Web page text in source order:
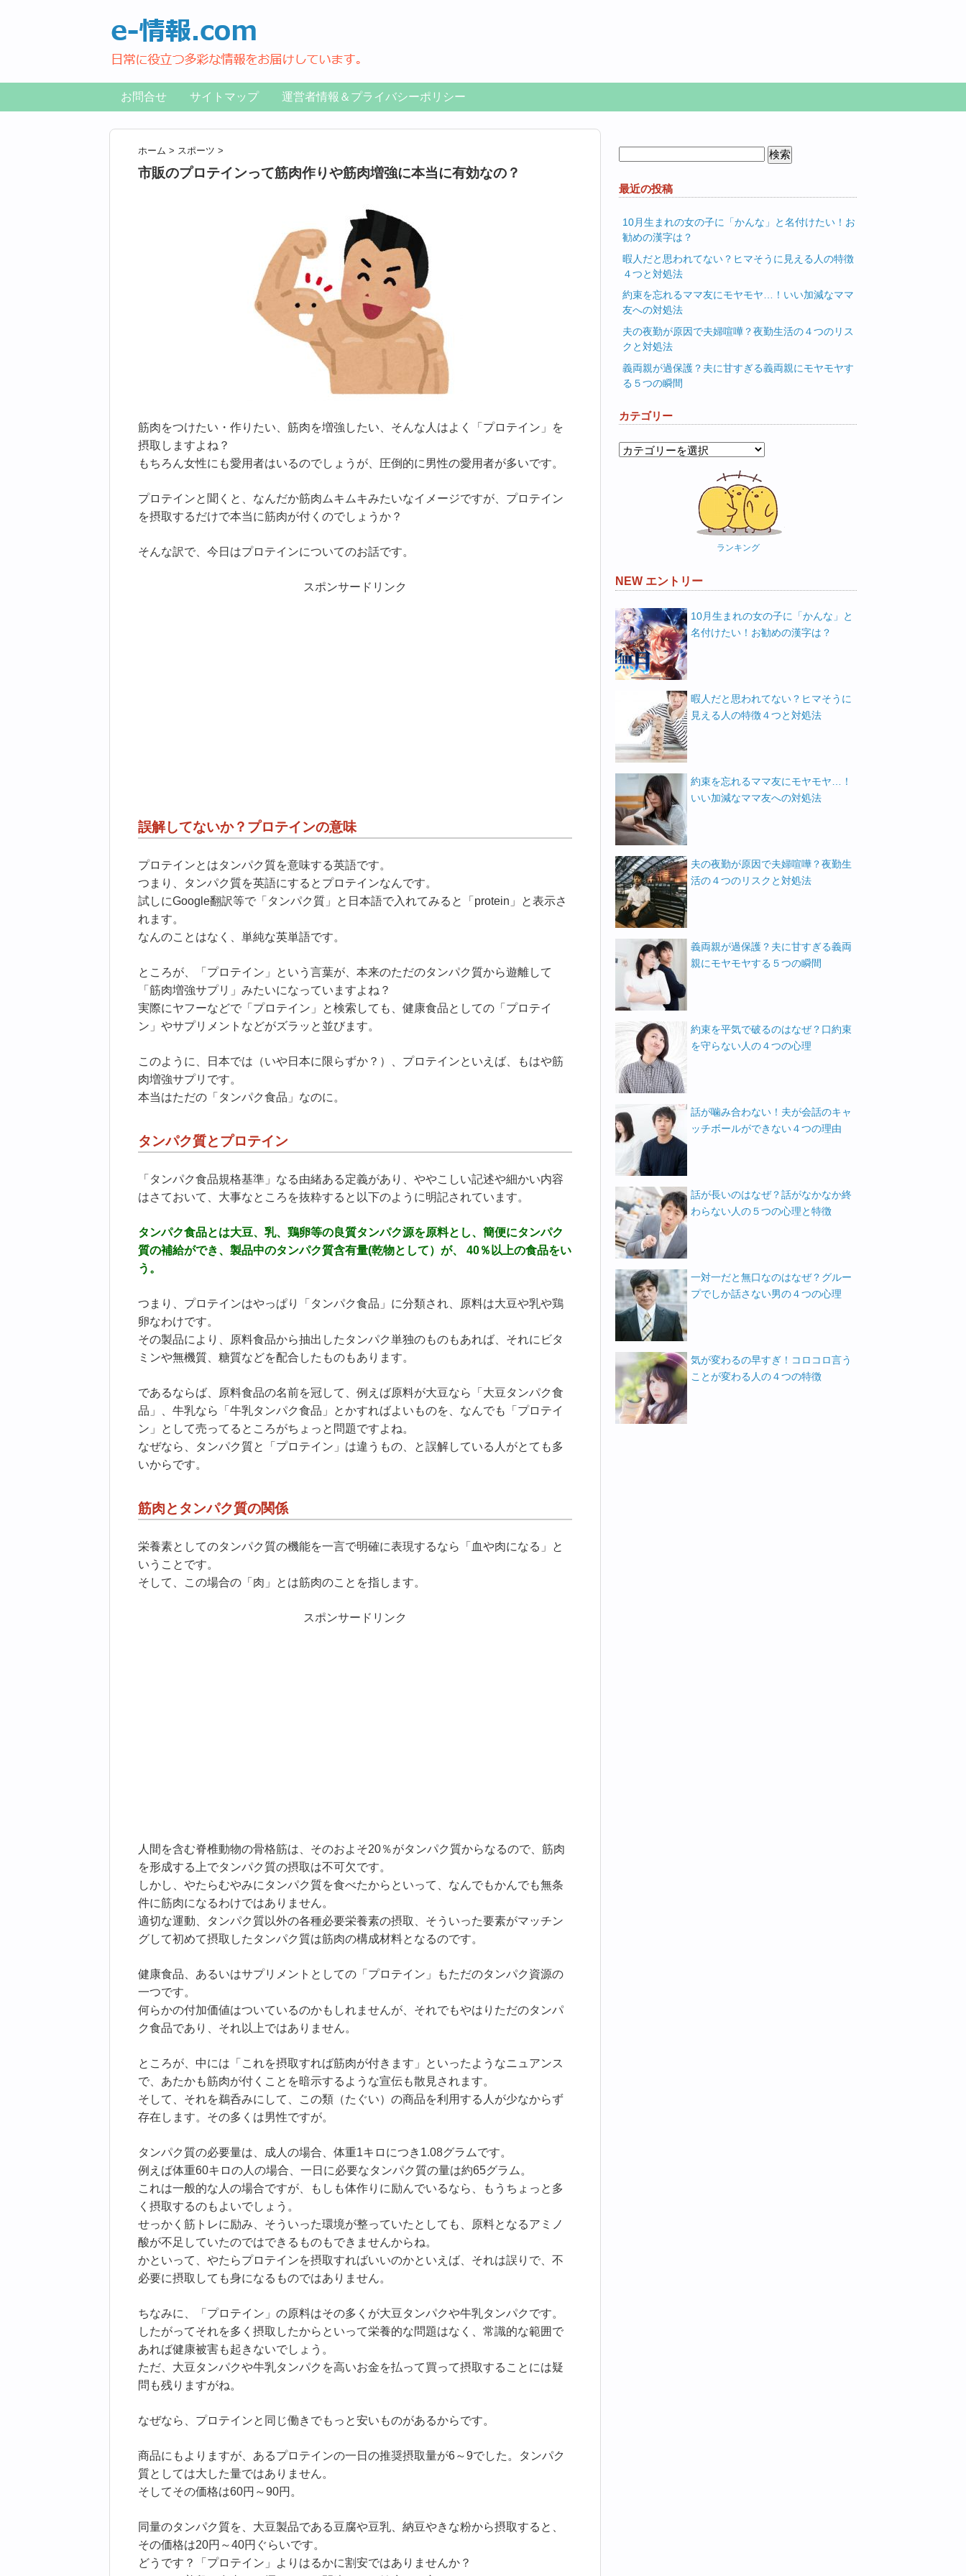
お問合せ サイトマップ 運営者情報＆プライバシーポリシー
ホーム > スポーツ >
市販のプロテインって筋肉作りや筋肉増強に本当に有効なの？
筋肉をつけたい・作りたい、筋肉を増強したい、そんな人はよく「プロテイン」を
摂取しますよね？
もちろん女性にも愛用者はいるのでしょうが、圧倒的に男性の愛用者が多いです。
プロテインと聞くと、なんだか筋肉ムキムキみたいなイメージですが、プロテイン
を摂取するだけで本当に筋肉が付くのでしょうか？
そんな訳で、今日はプロテインについてのお話です。
スポンサードリンク
誤解してないか？プロテインの意味
プロテインとはタンパク質を意味する英語です。
つまり、タンパク質を英語にするとプロテインなんです。
試しにGoogle翻訳等で「タンパク質」と日本語で入れてみると「protein」と表示さ
れます。
なんのことはなく、単純な英単語です。
ところが、「プロテイン」という言葉が、本来のただのタンパク質から遊離して
「筋肉増強サプリ」みたいになっていますよね？
実際にヤフーなどで「プロテイン」と検索しても、健康食品としての「プロテイ
ン」やサプリメントなどがズラッと並びます。
このように、日本では（いや日本に限らずか？）、プロテインといえば、もはや筋
肉増強サプリです。
本当はただの「タンパク食品」なのに。
タンパク質とプロテイン
「タンパク食品規格基準」なる由緒ある定義があり、ややこしい記述や細かい内容
はさておいて、大事なところを抜粋すると以下のように明記されています。
タンパク食品とは大豆、乳、鶏卵等の良質タンパク源を原料とし、簡便にタンパク
質の補給ができ、製品中のタンパク質含有量(乾物として）が、 40％以上の食品をい
う。
つまり、プロテインはやっぱり「タンパク食品」に分類され、原料は大豆や乳や鶏
卵なわけです。
その製品により、原料食品から抽出したタンパク単独のものもあれば、それにビタ
ミンや無機質、糖質などを配合したものもあります。
であるならば、原料食品の名前を冠して、例えば原料が大豆なら「大豆タンパク食
品」、牛乳なら「牛乳タンパク食品」とかすればよいものを、なんでも「プロテイ
ン」として売ってるところがちょっと問題ですよね。
なぜなら、タンパク質と「プロテイン」は違うもの、と誤解している人がとても多
いからです。
筋肉とタンパク質の関係
栄養素としてのタンパク質の機能を一言で明確に表現するなら「血や肉になる」と
いうことです。
そして、この場合の「肉」とは筋肉のことを指します。
スポンサードリンク
人間を含む脊椎動物の骨格筋は、そのおよそ20％がタンパク質からなるので、筋肉
を形成する上でタンパク質の摂取は不可欠です。
しかし、やたらむやみにタンパク質を食べたからといって、なんでもかんでも無条
件に筋肉になるわけではありません。
適切な運動、タンパク質以外の各種必要栄養素の摂取、そういった要素がマッチン
グして初めて摂取したタンパク質は筋肉の構成材料となるのです。
健康食品、あるいはサプリメントとしての「プロテイン」もただのタンパク資源の
一つです。
何らかの付加価値はついているのかもしれませんが、それでもやはりただのタンパ
ク食品であり、それ以上ではありません。
ところが、中には「これを摂取すれば筋肉が付きます」といったようなニュアンス
で、あたかも筋肉が付くことを暗示するような宣伝も散見されます。
そして、それを鵜呑みにして、この類（たぐい）の商品を利用する人が少なからず
存在します。その多くは男性ですが。
タンパク質の必要量は、成人の場合、体重1キロにつき1.08グラムです。
例えば体重60キロの人の場合、一日に必要なタンパク質の量は約65グラム。
これは一般的な人の場合ですが、もしも体作りに励んでいるなら、もうちょっと多
く摂取するのもよいでしょう。
せっかく筋トレに励み、そういった環境が整っていたとしても、原料となるアミノ
酸が不足していたのではできるものもできませんからね。
かといって、やたらプロテインを摂取すればいいのかといえば、それは誤りで、不
必要に摂取しても身になるものではありません。
ちなみに、「プロテイン」の原料はその多くが大豆タンパクや牛乳タンパクです。
したがってそれを多く摂取したからといって栄養的な問題はなく、常識的な範囲で
あれば健康被害も起きないでしょう。
ただ、大豆タンパクや牛乳タンパクを高いお金を払って買って摂取することには疑
問も残りますがね。
なぜなら、プロテインと同じ働きでもっと安いものがあるからです。
商品にもよりますが、あるプロテインの一日の推奨摂取量が6～9でした。タンパク
質としては大した量ではありません。
そしてその価格は60円～90円。
同量のタンパク質を、大豆製品である豆腐や豆乳、納豆やきな粉から摂取すると、
その価格は20円～40円ぐらいです。
どうです？「プロテイン」よりはるかに割安ではありませんか？
最近の投稿
10月生まれの女の子に「かんな」と名付けたい！お
勧めの漢字は？
暇人だと思われてない？ヒマそうに見える人の特徴
４つと対処法
約束を忘れるママ友にモヤモヤ…！いい加減なママ
友への対処法
夫の夜勤が原因で夫婦喧嘩？夜勤生活の４つのリス
クと対処法
義両親が過保護？夫に甘すぎる義両親にモヤモヤす
る５つの瞬間
カテゴリー
カ
ランキング
NEW エントリー
10月生まれの女の子に「かんな」と
名付けたい！お勧めの漢字は？
暇人だと思われてない？ヒマそうに
見える人の特徴４つと対処法
約束を忘れるママ友にモヤモヤ…！
いい加減なママ友への対処法
夫の夜勤が原因で夫婦喧嘩？夜勤生
活の４つのリスクと対処法
義両親が過保護？夫に甘すぎる義両
親にモヤモヤする５つの瞬間
約束を平気で破るのはなぜ？口約束
を守らない人の４つの心理
話が噛み合わない！夫が会話のキャ
ッチボールができない４つの理由
話が長いのはなぜ？話がなかなか終
わらない人の５つの心理と特徴
一対一だと無口なのはなぜ？グルー
プでしか話さない男の４つの心理
気が変わるの早すぎ！コロコロ言う
ことが変わる人の４つの特徴